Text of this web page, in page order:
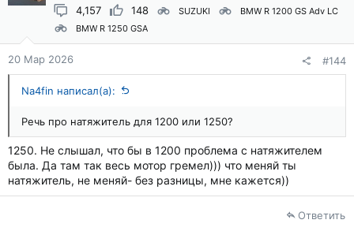
4,157
148 SUZUKI
BMW R 1200 GS Adv LC
BMW R 1250 GSA
20 Мар 2026 #144
Na4fin написал(а):
Речь про натяжитель для 1200 или 1250?
1250. Не слышал, что бы в 1200 проблема с натяжителем
была. Да там так весь мотор гремел))) что меняй ты
натяжитель, не меняй- без разницы, мне кажется))
Ответить